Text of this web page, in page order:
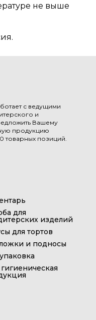
не выше
с ведущими
и
Вашему
продукцию
товарных позиций.
для
изделий
для тортов
и подносы